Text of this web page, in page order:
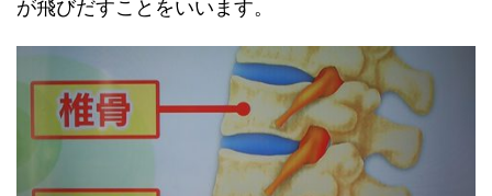
が飛びだすことをいいます。